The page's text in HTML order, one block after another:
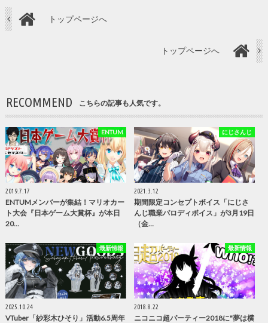
トップページへ
トップページへ
RECOMMEND こちらの記事も人気です。
ENTUM
2019.7.17
ENTUMメンバーが集結！マリオカー
ト大会『日本ゲーム大賞杯』が本日
20…
にじさんじ
2021.3.12
期間限定コンセプトボイス「にじさ
んじ職業パロディボイス」が3月19日
（金…
最新情報
2025.10.24
VTuber「紗彩木ひそり」活動6.5周年
最新情報
2018.8.22
ニコニコ超パーティー2018に"夢は横